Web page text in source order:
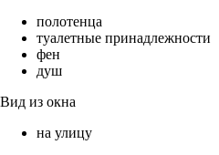
полотенца
туалетные принадлежности
фен
душ
Вид из окна
на улицу